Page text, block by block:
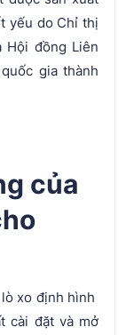
yếu do Chỉ thị
Hội đồng Liên
gia thành
của
xo định hình
cài đặt và mở